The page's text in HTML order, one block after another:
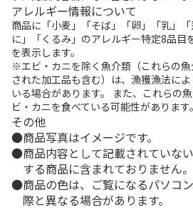
アレルギー情報について
商品に「小麦」「そば」「卵」「乳」
に」「くるみ」のアレルギー特定8品目
を表示します。
※エビ・カニを除く魚介類（これらの
された加工品も含む）は、漁獲漁法に
いる場合があります。 また、これらの
ビ・カニを食べている可能性があります。
その他
商品写真はイメージです。
商品内容として記載されていな
する商品に含まれておりません。
商品の色は、ご覧になるパソコ
際と異なる場合があります。